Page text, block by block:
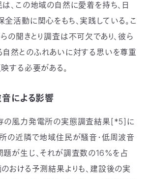
、この地域の自然に愛着を持ち、日
活動に関心をもち、実践している。こ
の聞きとり調査は不可欠であり、彼ら
自然とのふれあいに対する思いを尊重
する必要がある。
による影響
の風力発電所の実態調査結果[*5]に
の近隣で地域住民が騒音・低周波音
題が生じ、それが調査数の16%を占
おける予測結果よりも、建設後の実